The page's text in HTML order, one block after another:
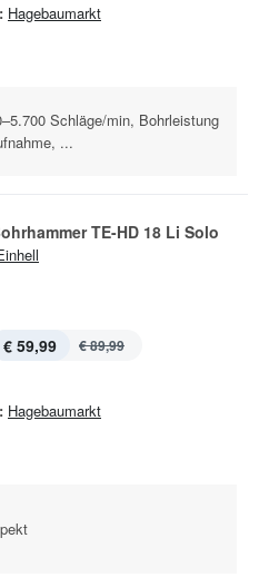
Hagebaumarkt
Schläge/min, Bohrleistung
...
TE-HD 18 Li Solo
€ 59,99 € 89,99
Hagebaumarkt